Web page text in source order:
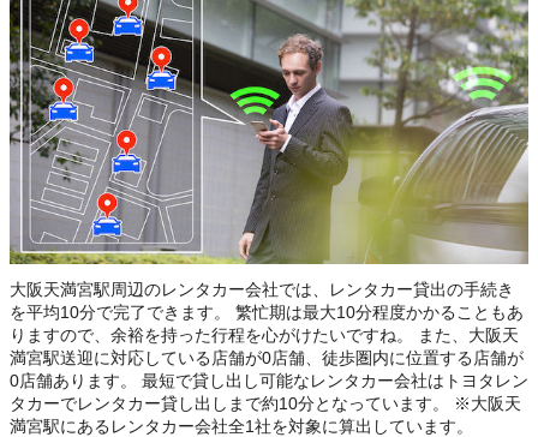
大阪天満宮駅周辺のレンタカー会社では、レンタカー貸出の手続き
を平均10分で完了できます。 繁忙期は最大10分程度かかることもあ
りますので、余裕を持った行程を心がけたいですね。 また、大阪天
満宮駅送迎に対応している店舗が0店舗、徒歩圏内に位置する店舗が
0店舗あります。 最短で貸し出し可能なレンタカー会社はトヨタレン
タカーでレンタカー貸し出しまで約10分となっています。 ※大阪天
満宮駅にあるレンタカー会社全1社を対象に算出しています。